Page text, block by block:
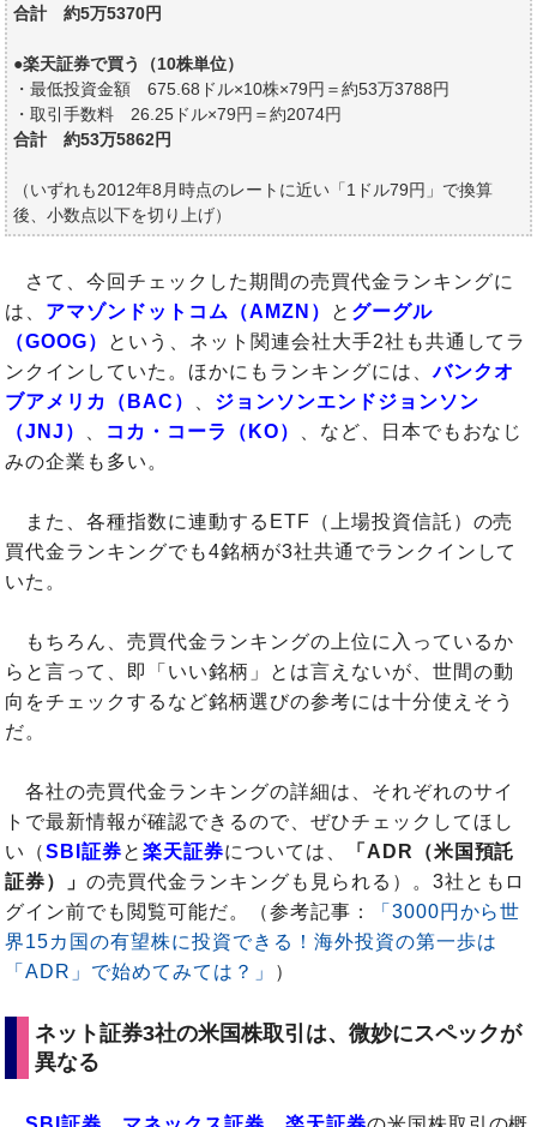
合計 約5万5370円
●楽天証券で買う（10株単位）
・最低投資金額 675.68ドル×10株×79円＝約53万3788円
・取引手数料 26.25ドル×79円＝約2074円
合計 約53万5862円
（いずれも2012年8月時点のレートに近い「1ドル79円」で換算
後、小数点以下を切り上げ）
さて、今回チェックした期間の売買代金ランキングに
は、 アマゾンドットコム（AMZN） と グーグル
（GOOG）
という、ネット関連会社大手2社も共通してラ
ンクインしていた。ほかにもランキングには、バンクオ
ブアメリカ（BAC）
ジョンソンエンドジョンソン
（JNJ）
コカ・コーラ（KO）
、など、日本でもおなじ
みの企業も多い。
また、各種指数に連動するETF（上場投資信託）の売
買代金ランキングでも4銘柄が3社共通でランクインして
いた。
もちろん、売買代金ランキングの上位に入っているか
らと言って、即「いい銘柄」とは言えないが、世間の動
向をチェックするなど銘柄選びの参考には十分使えそう
だ。
各社の売買代金ランキングの詳細は、それぞれのサイ
トで最新情報が確認できるので、ぜひチェックしてほし
い（SBI証券と楽天証券については、
「ADR（米国預託
証券）」の売買代金ランキングも見られる）。3社ともロ
グイン前でも閲覧可能だ。（参考記事：
「3000円から世
界15カ国の有望株に投資できる！海外投資の第一歩は
「ADR」で始めてみては？」
）
ネット証券3社の米国株取引は、微妙にスペックが
異なる